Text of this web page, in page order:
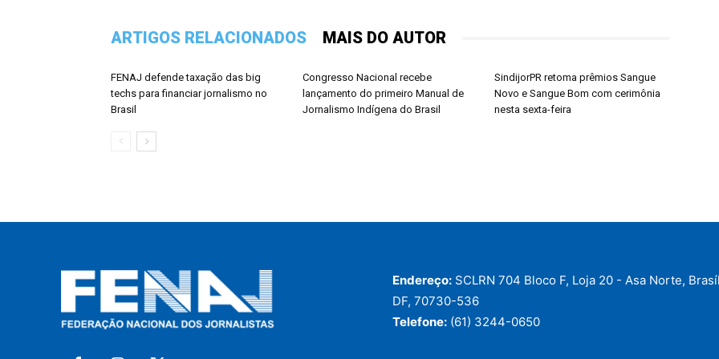
ARTIGOS RELACIONADOS MAIS DO AUTOR
FENAJ defende taxação das big
techs para financiar jornalismo no
Brasil
Congresso Nacional recebe
lançamento do primeiro Manual de
Jornalismo Indígena do Brasil
SindijorPR retoma prêmios Sangue
Novo e Sangue Bom com cerimônia
nesta sexta-feira
Endereço: SCLRN 704 Bloco F, Loja 20 - Asa Norte,
DF, 70730-536
Telefone: (61) 3244-0650